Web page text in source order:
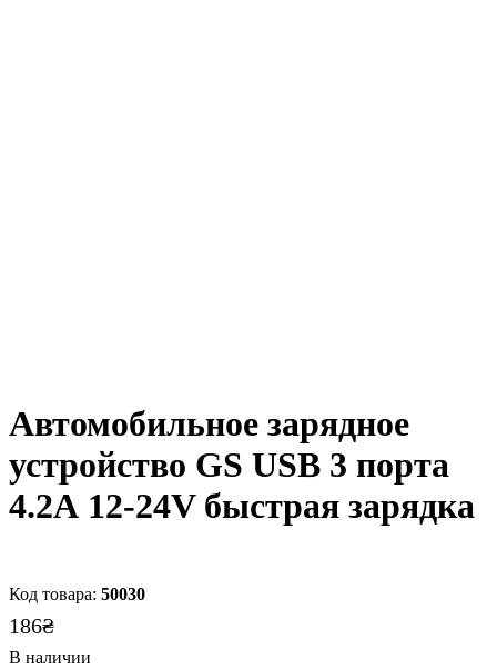
Автомобильное зарядное
устройство GS USB 3 порта
4.2А 12-24V быстрая зарядка
50030
186₴